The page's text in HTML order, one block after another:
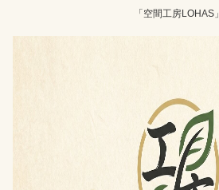
「空間工房LOHAS」